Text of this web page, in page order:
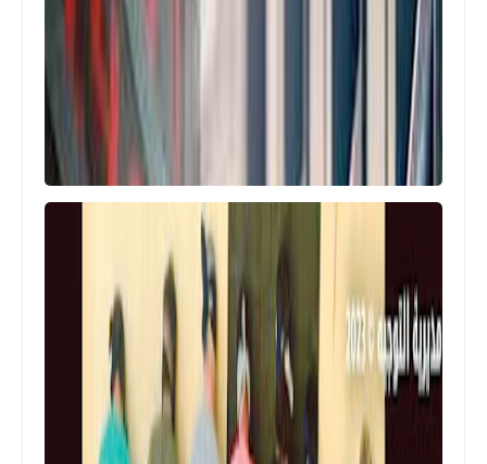
بيان صحفي صادر عن طلائع حرب التحرير
الشعبية قوات الصاعقة منظمة لبنان
بمناسبة عيد المقاومة والتحرير.